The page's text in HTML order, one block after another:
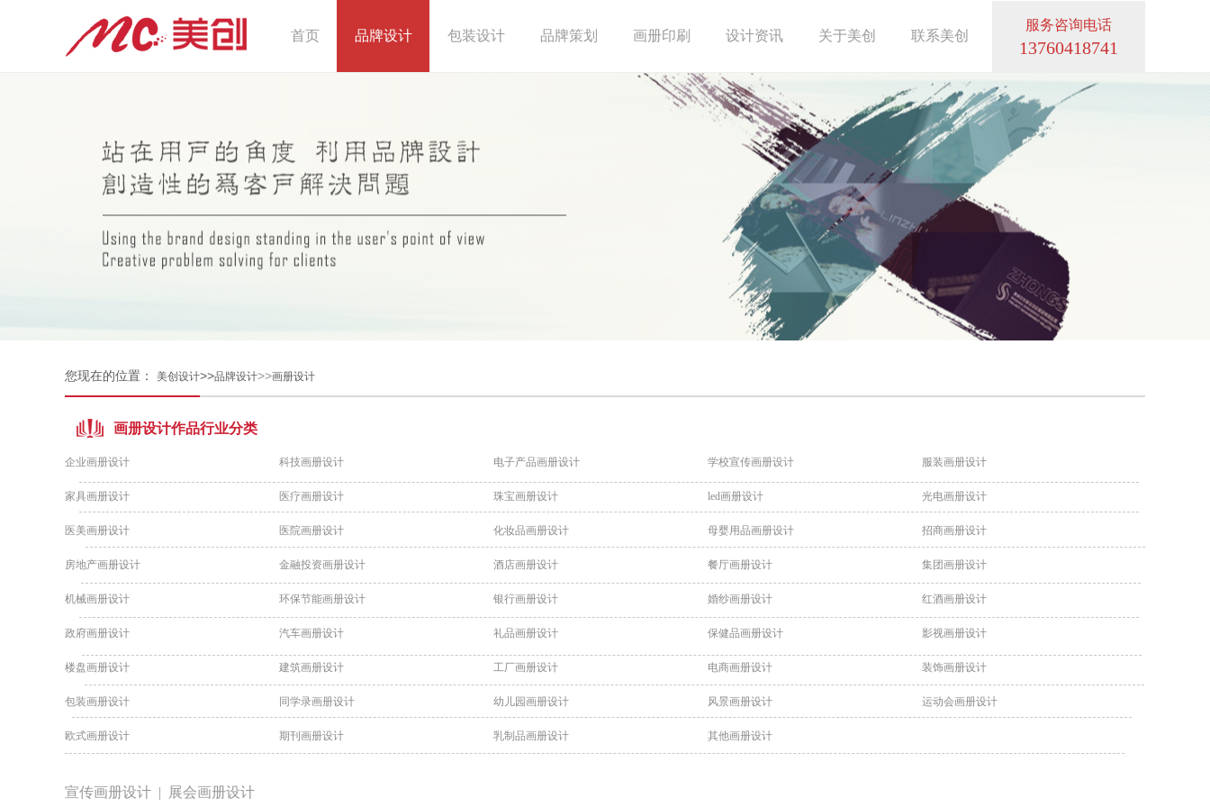
您现在的位置： 美创设计>>品牌设计>>画册设计
画册设计作品行业分类
企业画册设计 科技画册设计 电子产品画册设计 学校宣传画册设计 服装画册设计
家具画册设计 医疗画册设计 珠宝画册设计 led画册设计 光电画册设计
医美画册设计 医院画册设计 化妆品画册设计 母婴用品画册设计 招商画册设计
房地产画册设计 金融投资画册设计 酒店画册设计 餐厅画册设计 集团画册设计
机械画册设计 环保节能画册设计 银行画册设计 婚纱画册设计 红酒画册设计
政府画册设计 汽车画册设计 礼品画册设计 保健品画册设计 影视画册设计
楼盘画册设计 建筑画册设计 工厂画册设计 电商画册设计 装饰画册设计
包装画册设计 同学录画册设计 幼儿园画册设计 风景画册设计 运动会画册设计
欧式画册设计 期刊画册设计 乳制品画册设计 其他画册设计
宣传画册设计 | 展会画册设计
服务咨询电话
13760418741
首页 品牌设计 包装设计 品牌策划 画册印刷 设计资讯 关于美创 联系美创